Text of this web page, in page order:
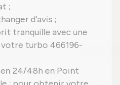
;
d'avis ;
tranquille avec une
turbo 466196-
24/48h en Point